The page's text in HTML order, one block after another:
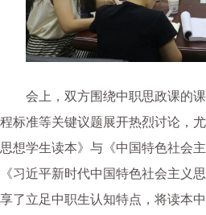
会上，双方围绕中职思政课的
程标准等关键议题展开热烈讨论，
思想学生读本》与《中国特色社会
《习近平新时代中国特色社会主义
享了立足中职生认知特点，将读本